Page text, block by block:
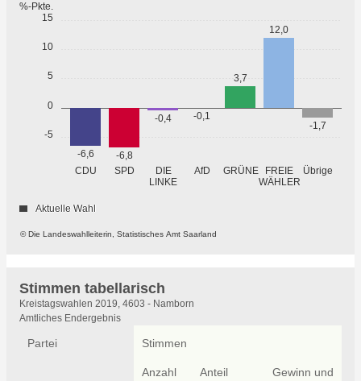
-5
0
5
10
15
%-Pkte.
CDU SPD
DIE
LINKE
AfD GRÜNE FREIE
WÄHLER
Übrige
-6,6 -6,8
-0,4 -0,1
3,7
12,0
-1,7
© Die Landeswahlleiterin, Statistisches Amt Saarland
Aktuelle Wahl
Stimmen tabellarisch
Stimmen
tabellarisch
Kreistagswahlen 2019, 4603 - Namborn
Amtliches Endergebnis
Partei Stimmen
Anzahl Anteil
Gewinn und